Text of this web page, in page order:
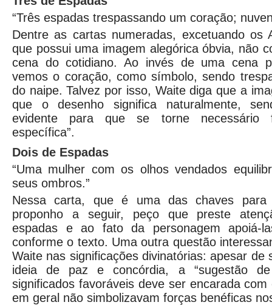
“Três espadas trespassando um coração;
Dentre as cartas numeradas, excetuando os
que possui uma imagem alegórica óbvia, não
cena do cotidiano. Ao invés de uma cena
vemos o coração, como símbolo, sendo
do naipe. Talvez por isso, Waite diga que a
que o desenho significa naturalmente,
evidente para que se torne necessário
específica”.
Dois de Espadas
“Uma mulher com os olhos vendados
seus ombros.”
Nessa carta, que é uma das chaves para
proponho a seguir, peço que preste
espadas e ao fato da personagem apoiá-
conforme o texto. Uma outra questão
Waite nas significações divinatórias: apesar de
ideia de paz e concórdia, a “sugestão
significados favoráveis deve ser encarada
em geral não simbolizavam forças benéficas